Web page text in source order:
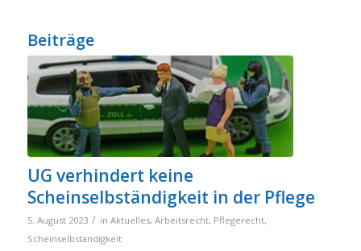
Beiträge
UG verhindert keine
Scheinselbständigkeit in der Pflege
5. August 2023 / in Aktuelles, Arbeitsrecht, Pflegerecht,
Scheinselbständigkeit